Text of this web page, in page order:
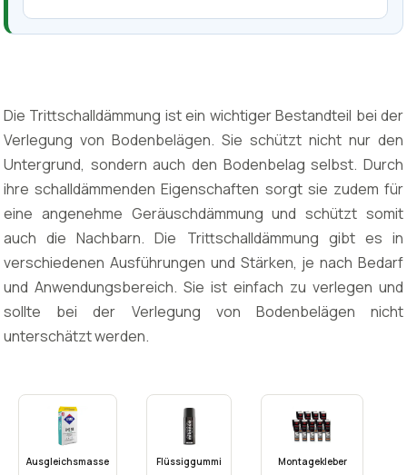
Die Trittschalldämmung ist ein wichtiger Bestandteil bei der
Verlegung von Bodenbelägen. Sie schützt nicht nur den
Untergrund, sondern auch den Bodenbelag selbst. Durch
ihre schalldämmenden Eigenschaften sorgt sie zudem für
eine angenehme Geräuschdämmung und schützt somit
auch die Nachbarn. Die Trittschalldämmung gibt es in
verschiedenen Ausführungen und Stärken, je nach Bedarf
und Anwendungsbereich. Sie ist einfach zu verlegen und
sollte bei der Verlegung von Bodenbelägen nicht
unterschätzt werden.
Ausgleichsmasse Flüssiggummi Montagekleber